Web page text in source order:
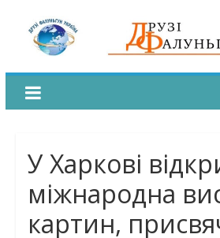
У Харкові
міжнародна
картин,